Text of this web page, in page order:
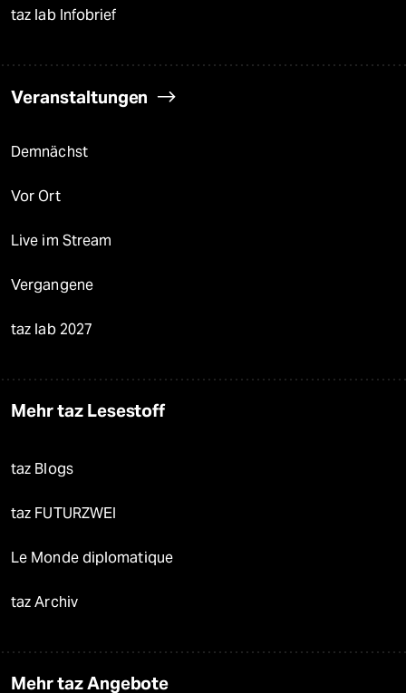
taz lab Infobrief
Veranstaltungen
Demnächst
Vor Ort
Live im Stream
Vergangene
taz lab 2027
Mehr taz Lesestoff
taz Blogs
taz FUTURZWEI
Le Monde diplomatique
taz Archiv
Mehr taz Angebote